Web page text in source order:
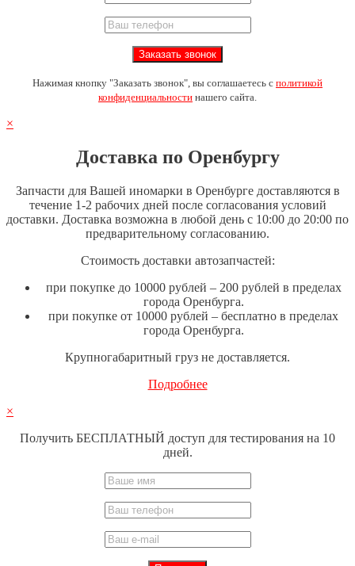
Нажимая кнопку "Заказать звонок", вы соглашаетесь с политикой
конфиденциальности нашего сайта.
×
Доставка по Оренбургу
Запчасти для Вашей иномарки в Оренбурге доставляются в
течение 1-2 рабочих дней после согласования условий
доставки. Доставка возможна в любой день с 10:00 до 20:00 по
предварительному согласованию.
Стоимость доставки автозапчастей:
при покупке до 10000 рублей – 200 рублей в пределах
города Оренбурга.
при покупке от 10000 рублей – бесплатно в пределах
города Оренбурга.
Крупногабаритный груз не доставляется.
Подробнее
×
Получить БЕСПЛАТНЫЙ доступ для тестирования на 10
дней.